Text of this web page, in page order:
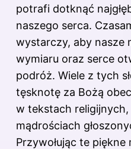
potrafi dotknąć
naszego serca.
wystarczy, aby nasze
wymiaru oraz serce
podróż. Wiele z tych
tęsknotę za Bożą
w tekstach
mądrościach
Przywołując te